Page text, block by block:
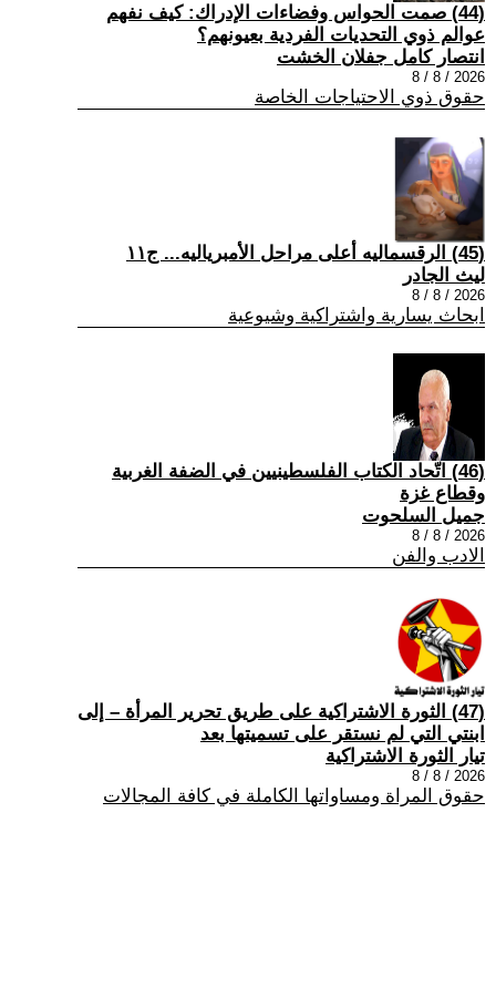
(44) صمت الحواس وفضاءات الإدراك: كيف نفهم
عوالم ذوي التحديات الفردية بعيونهم؟
انتصار كامل جفلان الخشت
2026 / 8 / 8
حقوق ذوي الاحتياجات الخاصة
(45) الرقسماليه أعلى مراحل الأمبرياليه... ج١١
ليث الجادر
2026 / 8 / 8
ابحاث يسارية واشتراكية وشيوعية
(46) اتّحاد الكتاب الفلسطينيين في الضفة الغربية
وقطاع غزة
جميل السلحوت
2026 / 8 / 8
الادب والفن
(47) الثورة الاشتراكية على طريق تحرير المرأة – إلى
ابنتي التي لم نستقر على تسميتها بعد
تيار الثورة الاشتراكية
2026 / 8 / 8
حقوق المراة ومساواتها الكاملة في كافة المجالات